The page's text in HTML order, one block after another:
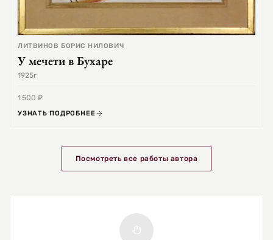
ЛИТВИНОВ БОРИС НИЛОВИЧ
У мечети в Бухаре
1925г
1 500 ₽
УЗНАТЬ ПОДРОБНЕЕ
Посмотреть все работы автора